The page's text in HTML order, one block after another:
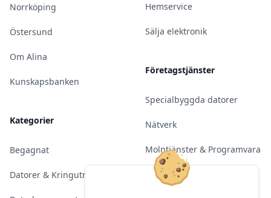
Norrköping
Östersund
Om Alina
Kunskapsbanken
Kategorier
Begagnat
Datorer & Kringutrustning
Hemservice
Sälja elektronik
Företagstjänster
Specialbyggda datorer
Nätverk
Molntjänster & Programvara
Server & Backup